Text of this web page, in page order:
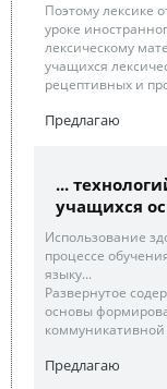
Поэтому лексике
уроке
лексическому
учащихся
рецептивных и
Предлагаю
...
учащихся
Использование
процессе
языку...
Развернутое
основы
коммуникативной
Предлагаю